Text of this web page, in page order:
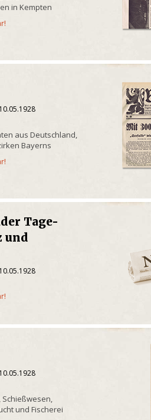
in Kempten
aus Deutschland,
Bayerns
Tage-
und
Schießwesen,
und Fischerei